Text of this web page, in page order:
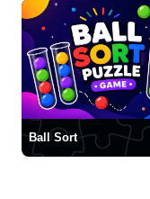
Ball Sort